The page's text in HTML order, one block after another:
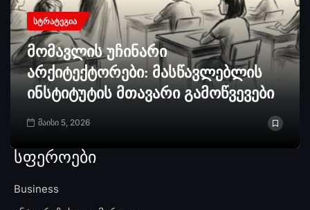
ᲡᲢᲠᲐᲢᲔᲒᲘᲐ
მომავლის უჩინარი
არქიტექტორები: მასწავლებლის
ინსტიტუტის მთავარი გამოწვევები
მაისი 5, 2026
სფეროები
Business